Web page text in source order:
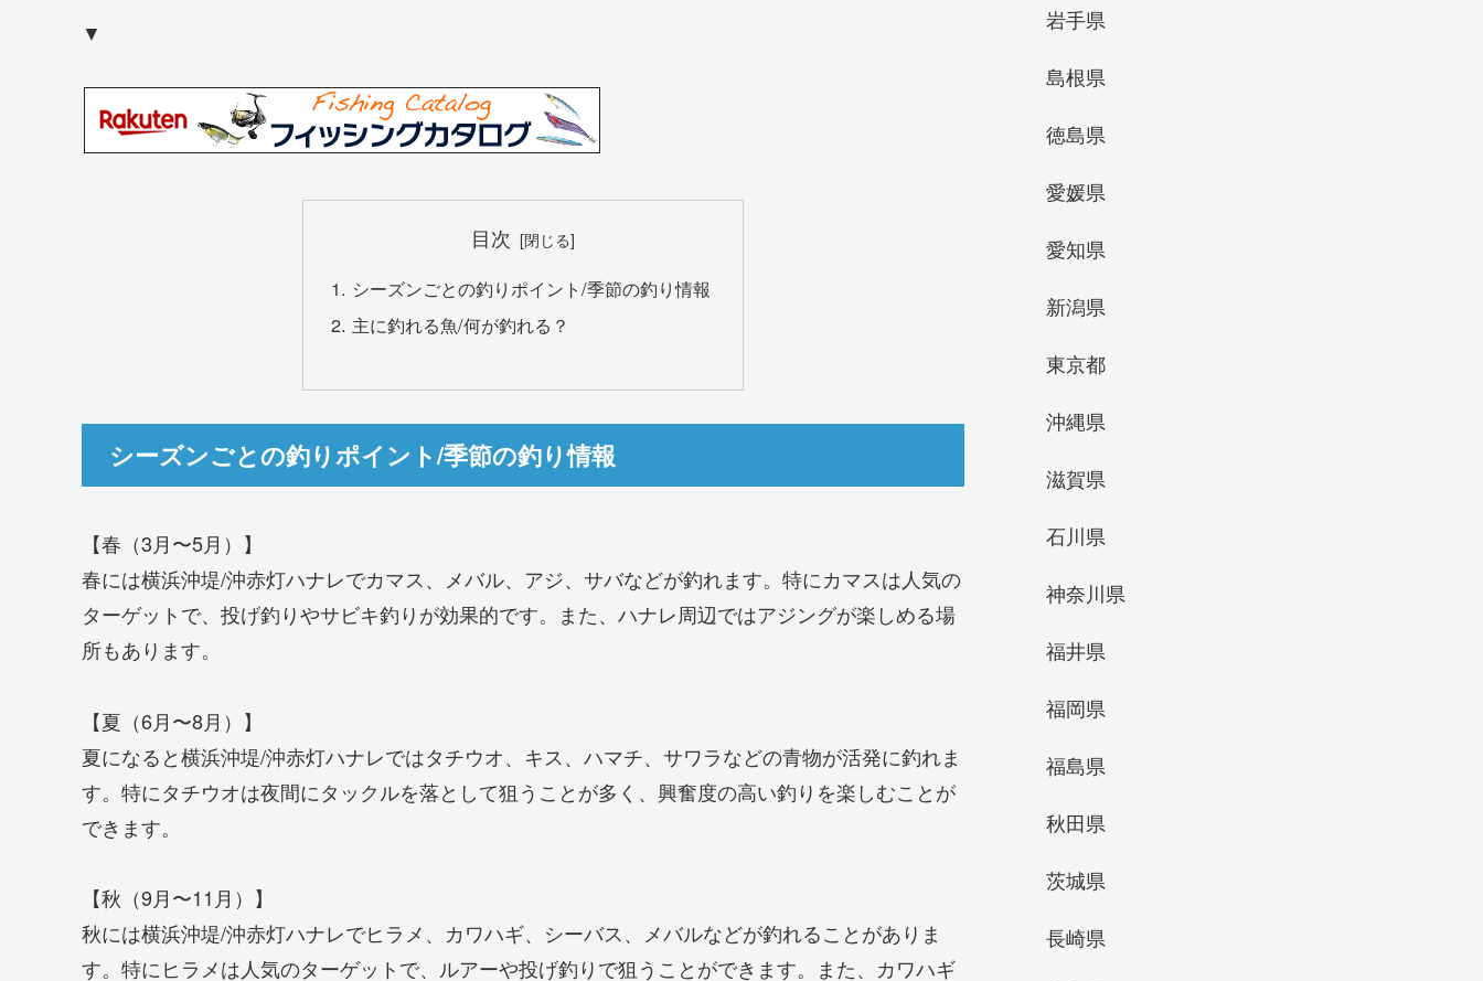
▼
目次
シーズンごとの釣りポイント/季節の釣り情報
主に釣れる魚/何が釣れる？
シーズンごとの釣りポイント/季節の釣り情報
【春（3月〜5月）】
春には横浜沖堤/沖赤灯ハナレでカマス、メバル、アジ、サバなどが釣れます。特にカマスは人気の
ターゲットで、投げ釣りやサビキ釣りが効果的です。また、ハナレ周辺ではアジングが楽しめる場
所もあります。
【夏（6月〜8月）】
夏になると横浜沖堤/沖赤灯ハナレではタチウオ、キス、ハマチ、サワラなどの青物が活発に釣れま
す。特にタチウオは夜間にタックルを落として狙うことが多く、興奮度の高い釣りを楽しむことが
できます。
【秋（9月〜11月）】
秋には横浜沖堤/沖赤灯ハナレでヒラメ、カワハギ、シーバス、メバルなどが釣れることがありま
す。特にヒラメは人気のターゲットで、ルアーや投げ釣りで狙うことができます。また、カワハギ
岩手県
島根県
徳島県
愛媛県
愛知県
新潟県
東京都
沖縄県
滋賀県
石川県
神奈川県
福井県
福岡県
福島県
秋田県
茨城県
長崎県